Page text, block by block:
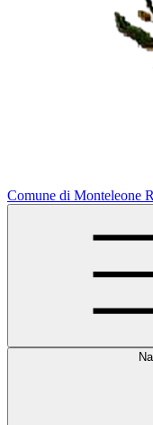
Comune di Monteleone